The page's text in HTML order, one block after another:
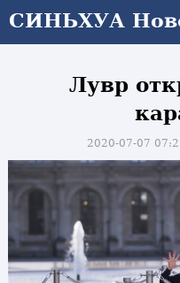
СИНЬХУА
Лувр
2020-07-07